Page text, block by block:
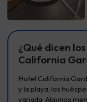
¿Qué dicen
California
Hotel California
y la playa, los
variada. Algunos